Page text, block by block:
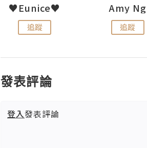
♥Eunice♥
追蹤
Amy Ng
追蹤
發表評論
登入發表評論